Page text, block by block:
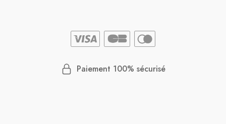
Paiement 100% sécurisé